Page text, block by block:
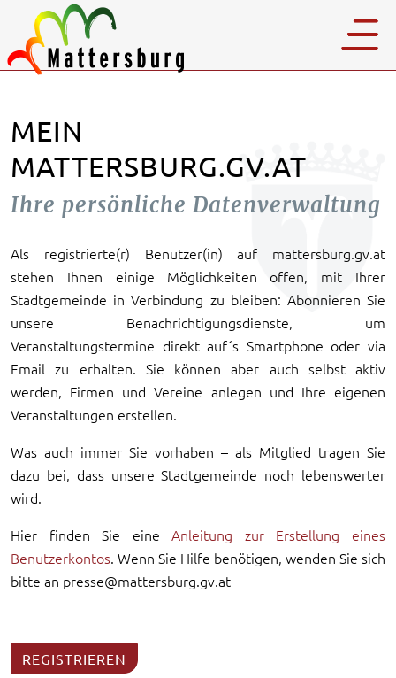
MEIN
MATTERSBURG.GV.AT
Ihre persönliche Datenverwaltung
Als registrierte(r) Benutzer(in) auf mattersburg.gv.at
stehen Ihnen einige Möglichkeiten offen, mit Ihrer
Stadtgemeinde in Verbindung zu bleiben: Abonnieren Sie
unsere Benachrichtigungsdienste, um
Veranstaltungstermine direkt auf´s Smartphone oder via
Email zu erhalten. Sie können aber auch selbst aktiv
werden, Firmen und Vereine anlegen und Ihre eigenen
Veranstaltungen erstellen.
Was auch immer Sie vorhaben – als Mitglied tragen Sie
dazu bei, dass unsere Stadtgemeinde noch lebenswerter
wird.
Hier finden Sie eineAnleitung zur Erstellung eines
Benutzerkontos. Wenn Sie Hilfe benötigen, wenden Sie sich
bitte an presse@mattersburg.gv.at
REGISTRIEREN